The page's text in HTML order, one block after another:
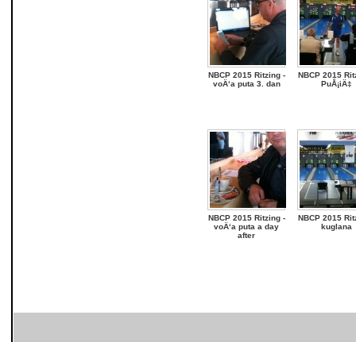
NBCP 2015 Ritzing -
voÄ‘a puta 3. dan
NBCP 2015
PuÅ¡iÄ‡
NBCP 2015 Ritzing -
voÄ‘a puta a day
after
NBCP 2015
kuglana